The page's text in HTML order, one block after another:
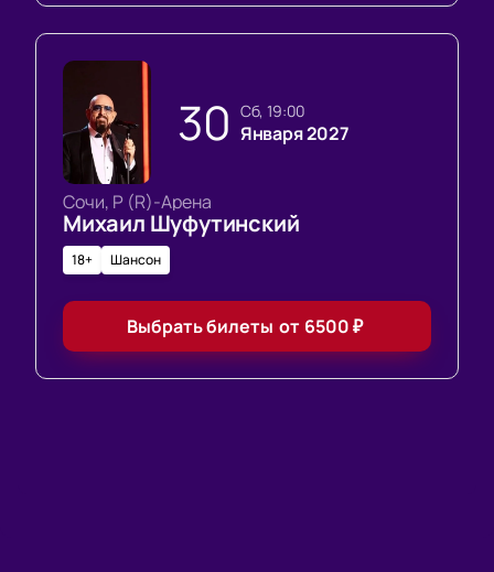
30 сб, 19:00
Января 2027
Сочи, Р (R)-Арена
Михаил Шуфутинский
18+ Шансон
Выбрать билеты от 6500₽